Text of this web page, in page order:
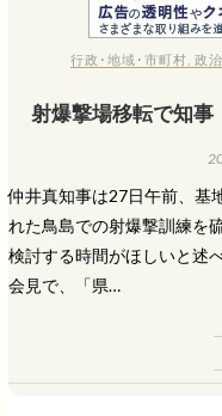
行政･地域･市町村 ,政治
射爆撃場移転で知事
仲井真知事は27日午前、基
れた鳥島での射爆撃訓練を
検討する時間がほしいと述
会見で、「県…